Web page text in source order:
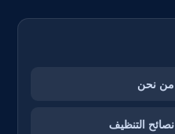
من نحن
نصائح التنظيف